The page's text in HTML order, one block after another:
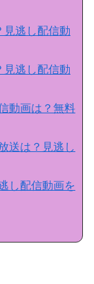
見逃し配信動
見逃し配信動
動画は？無料
送は？見逃し
し配信動画を